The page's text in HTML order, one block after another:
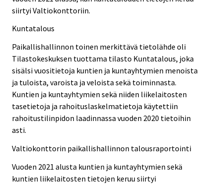
siirtyi Valtiokonttoriin.
Kuntatalous
Paikallishallinnon toinen merkittävä tietolähde oli
Tilastokeskuksen tuottama tilasto Kuntatalous, joka
sisälsi vuositietoja kuntien ja kuntayhtymien menoista
ja tuloista, varoista ja veloista sekä toiminnasta.
Kuntien ja kuntayhtymien sekä niiden liikelaitosten
tasetietoja ja rahoituslaskelmatietoja käytettiin
rahoitustilinpidon laadinnassa vuoden 2020 tietoihin
asti.
Valtiokonttorin paikallishallinnon talousraportointi
Vuoden 2021 alusta kuntien ja kuntayhtymien sekä
kuntien liikelaitosten tietojen keruu siirtyi